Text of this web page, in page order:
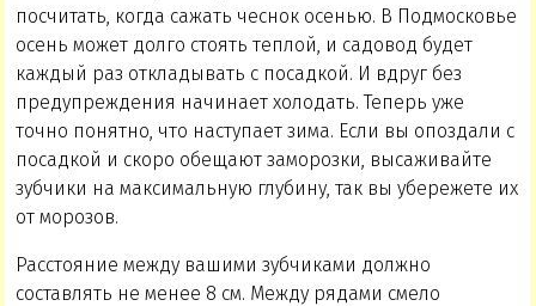
посчитать, когда сажать чеснок осенью. В Подмосковье
осень может долго стоять теплой, и садовод будет
каждый раз откладывать с посадкой. И вдруг без
предупреждения начинает холодать. Теперь уже
точно понятно, что наступает зима. Если вы опоздали с
посадкой и скоро обещают заморозки, высаживайте
зубчики на максимальную глубину, так вы убережете их
от морозов.
Расстояние между вашими зубчиками должно
составлять не менее 8 см. Между рядами смело